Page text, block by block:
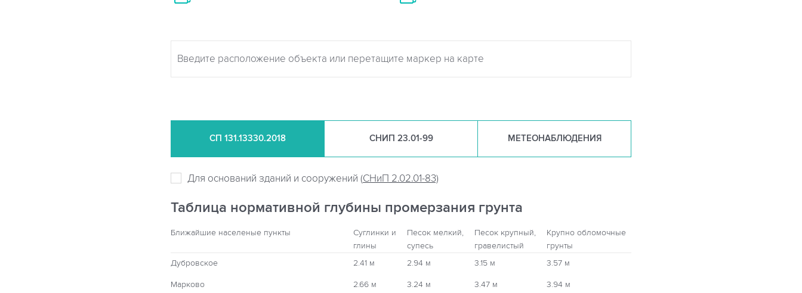
СП 131.13330.2018 СНИП 23.01-99 МЕТЕОНАБЛЮДЕНИЯ
Для оснований зданий и сооружений (СНиП 2.02.01-83)
Таблица нормативной глубины промерзания грунта
Ближайшие населеные пункты
Суглинки и
глины
Песок мелкий,
супесь
Песок крупный,
гравелистый
Крупно обломочные
грунты
Дубровское
2.41 м 2.94 м 3.15 м 3.57 м
Марково 2.66 м 3.24 м 3.47 м 3.94 м